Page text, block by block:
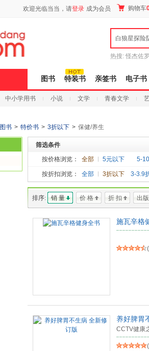
欢迎光临当当，请登录 成为会员 购物车
白狼星探险
热搜: 怪杰佐
图书 特装书 亲签书 电子书
中小学用书 小说 文学 青春文学
图书 > 特价书 > 3折以下 > 保健/养生
筛选条件
按价格浏览：
全部 5元以下 5-
按折扣浏览： 全部 3折以下 3-3.9
排序: 销 量 价 格 折 扣 出
施瓦辛格
(
养好脾胃
CCTV健康
(